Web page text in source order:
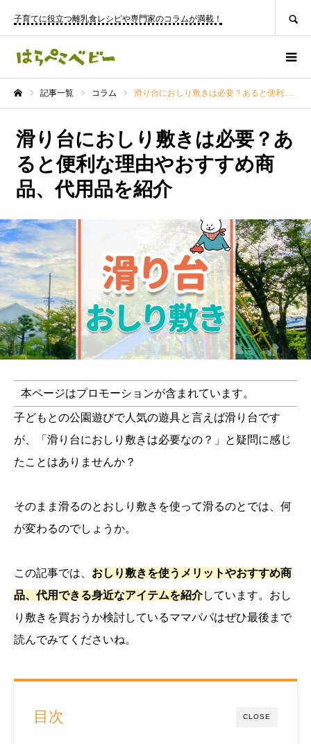
子育てに役立つ離乳食レシピや専門家のコラムが満載！
記事一覧 コラム 滑り台におしり敷きは必要？あると便利な理由やおすすめ商品、代用品を紹介
滑り台におしり敷きは必要？あ
ると便利な理由やおすすめ商
品、代用品を紹介
本ページはプロモーションが含まれています。
子どもとの公園遊びで人気の遊具と言えば滑り台です
が、「滑り台におしり敷きは必要なの？」と疑問に感じ
たことはありませんか？
そのまま滑るのとおしり敷きを使って滑るのとでは、何
が変わるのでしょうか。
この記事では、 おしり敷きを使うメリットやおすすめ商
品、代用できる身近なアイテムを紹介しています。おし
り敷きを買おうか検討しているママパパはぜひ最後まで
読んでみてくださいね。
CLOSE
目次